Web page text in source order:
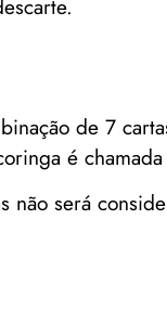
de 7
é
será